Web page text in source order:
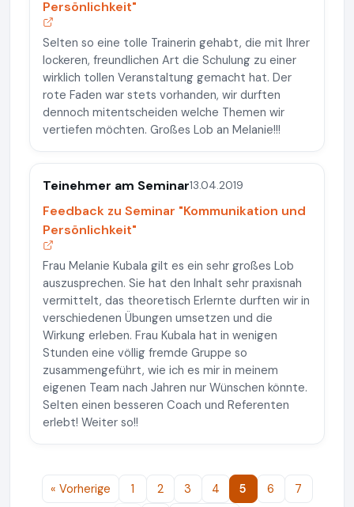
Persönlichkeit"
Selten so eine tolle Trainerin gehabt, die mit Ihrer
lockeren, freundlichen Art die Schulung zu einer
wirklich tollen Veranstaltung gemacht hat. Der
rote Faden war stets vorhanden, wir durften
dennoch mitentscheiden welche Themen wir
vertiefen möchten. Großes Lob an Melanie!!!
Teinehmer am Seminar13.04.2019
Feedback zu Seminar "Kommunikation und
Persönlichkeit"
Frau Melanie Kubala gilt es ein sehr großes Lob
auszusprechen. Sie hat den Inhalt sehr praxisnah
vermittelt, das theoretisch Erlernte durften wir in
verschiedenen Übungen umsetzen und die
Wirkung erleben. Frau Kubala hat in wenigen
Stunden eine völlig fremde Gruppe so
zusammengeführt, wie ich es mir in meinem
eigenen Team nach Jahren nur Wünschen könnte.
Selten einen besseren Coach und Referenten
erlebt! Weiter so!!
« Vorherige 1 2 3 4 5 6
7